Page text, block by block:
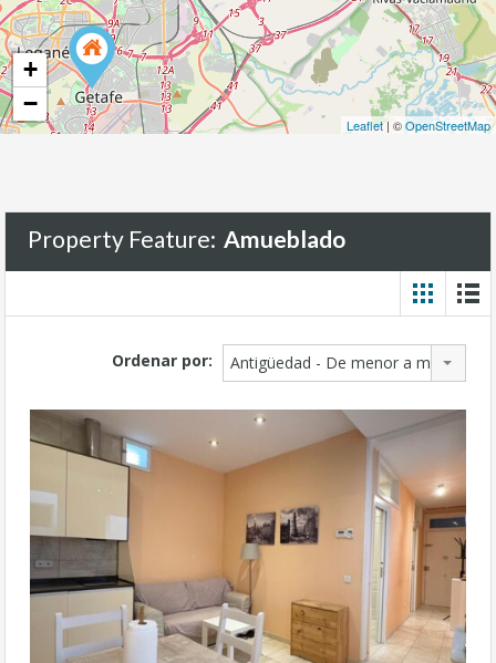
+
−
Leaflet | ©OpenStreetMap
Property Feature: Amueblado
Ordenar por: Antigüedad - De menor a mayor